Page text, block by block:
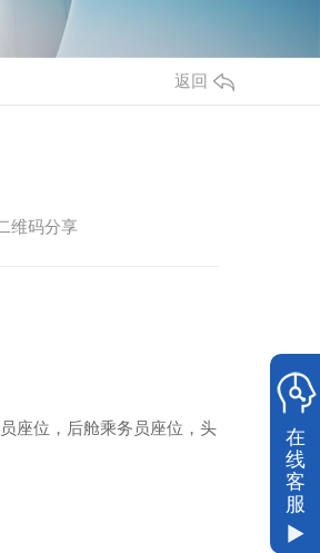
返回
维码分享
座位，后舱乘务员座位，头
在
线
客
服